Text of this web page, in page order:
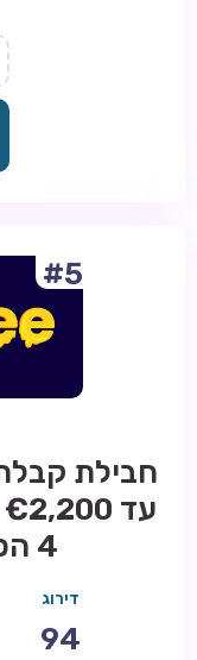
#5
4 הפקדות ראשונות
דירוג
94